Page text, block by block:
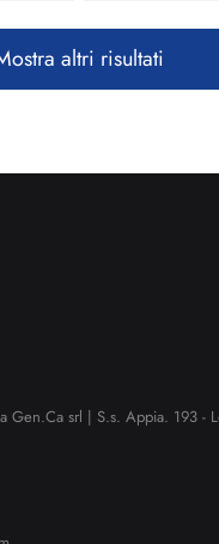
altri risultati
Gen.Ca srl | S.s. Appia. 193 -